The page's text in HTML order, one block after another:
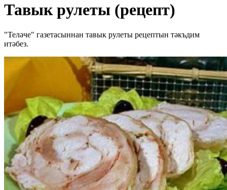
Тавык рулеты (рецепт)
"Теләче" газетасыннан тавык рулеты рецептын тәкъдим
итәбез.